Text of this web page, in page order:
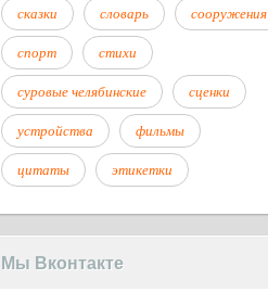
сказки словарь сооружения
спорт стихи
суровые челябинские сценки
устройства фильмы
цитаты этикетки
Мы Вконтакте